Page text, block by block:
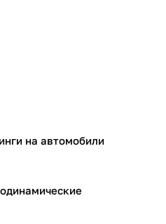
на автомобили